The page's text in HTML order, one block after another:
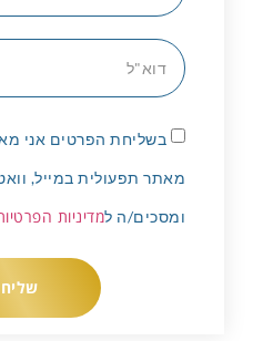
בשליחת הפרטים אני
ומסכים/ה למדיניות